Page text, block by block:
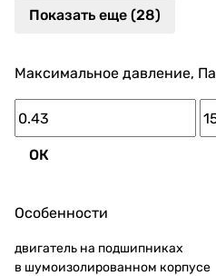
Показать еще (28)
Максимальное давление, Па
ОК
Особенности
двигатель на подшипниках
в шумоизолированном корпусе